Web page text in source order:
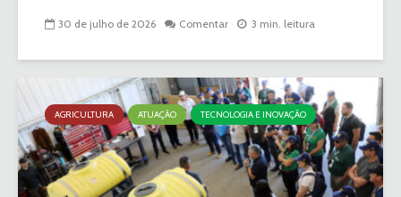
30 de julho de 2026 Comentar 3 min. leitura
AGRICULTURA ATUAÇÃO TECNOLOGIA E INOVAÇÃO